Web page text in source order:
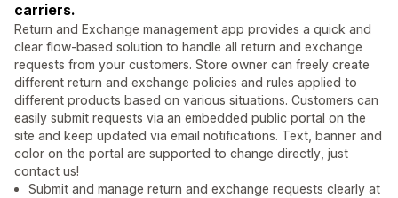
carriers.
Return and Exchange management app provides a quick and
clear flow-based solution to handle all return and exchange
requests from your customers. Store owner can freely create
different return and exchange policies and rules applied to
different products based on various situations. Customers can
easily submit requests via an embedded public portal on the
site and keep updated via email notifications. Text, banner and
color on the portal are supported to change directly, just
contact us!
Submit and manage return and exchange requests clearly at